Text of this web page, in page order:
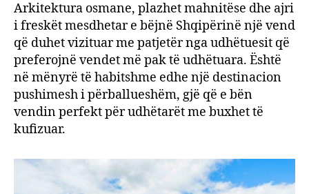
Arkitektura osmane, plazhet mahnitëse dhe ajri
i freskët mesdhetar e bëjnë Shqipërinë një vend
që duhet vizituar me patjetër nga udhëtuesit që
preferojnë vendet më pak të udhëtuara. Është
në mënyrë të habitshme edhe një destinacion
pushimesh i përballueshëm, gjë që e bën
vendin perfekt për udhëtarët me buxhet të
kufizuar.